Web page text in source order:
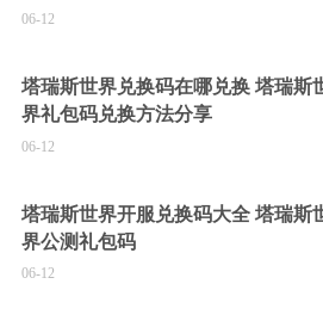
06-12
塔瑞斯世界兑换码在哪兑换 塔瑞斯
界礼包码兑换方法分享
06-12
塔瑞斯世界开服兑换码大全 塔瑞斯
界公测礼包码
06-12